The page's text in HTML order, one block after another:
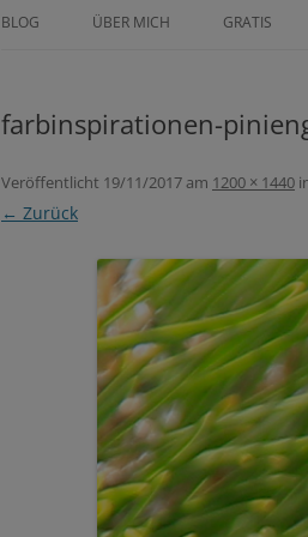
BLOG ÜBER MICH
PRESSE
GRATIS
farbinspirationen-
Veröffentlicht 19/11/2017am 1200 × 1440
← Zurück